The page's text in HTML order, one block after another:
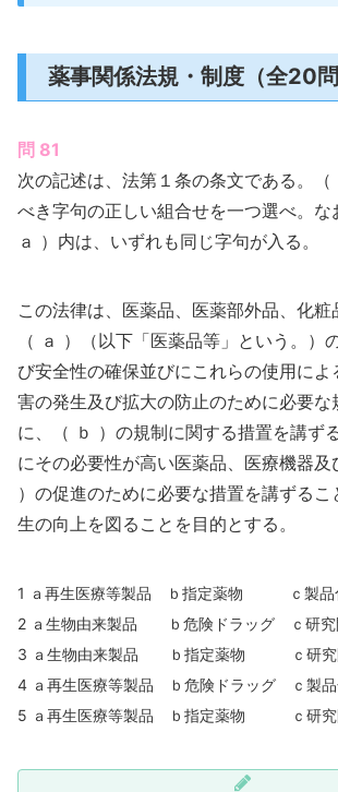
薬事関係法規・制度（全20問
問 81
次の記述は、法第１条の条文である。
べき字句の正しい組合せを一つ選べ。な
ａ ）内は、いずれも同じ字句が入る。
この法律は、医薬品、医薬部外品、化
（ ａ ）（以下「医薬品等」という。）
び安全性の確保並びにこれらの使用に
害の発生及び拡大の防止のために必要な
に、（ ｂ ）の規制に関する措置を講ず
にその必要性が高い医薬品、医療機器及
）の促進のために必要な措置を講ずる
生の向上を図ることを目的とする。
1 ａ再生医療等製品 ｂ指定薬物 ｃ製品
2 ａ生物由来製品 ｂ危険ドラッグ ｃ研究
3 ａ生物由来製品 ｂ指定薬物 ｃ研究
4 ａ再生医療等製品 ｂ危険ドラッグ ｃ製
5 ａ再生医療等製品 ｂ指定薬物 ｃ研究